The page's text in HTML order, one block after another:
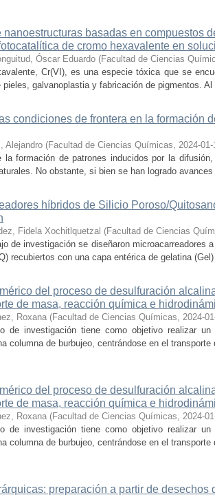
nanoestructuras basadas en compuestos
de cromo hexavalente en
Óscar Eduardo (Facultad de Ciencias
Cr(VI), es una especie tóxica que se
pieles, galvanoplastia y fabricación de pigmentos.
condiciones de frontera en la formación
Alejandro (Facultad de Ciencias Químicas, 2024-01-
la formación de patrones inducidos por la
No obstante, si bien se han logrado
híbridos de Silicio Poroso/
Fidela Xochitlquetzal (Facultad de Ciencias
de investigación se diseñaron microacarreadores
recubiertos con una capa entérica de gelatina
del proceso de desulfuración
de masa, reacción química e
Roxana (Facultad de Ciencias Químicas, 2024-
de investigación tiene como objetivo realizar
columna de burbujeo, centrándose en el
del proceso de desulfuración
de masa, reacción química e
Roxana (Facultad de Ciencias Químicas, 2024-
de investigación tiene como objetivo realizar
columna de burbujeo, centrándose en el
preparación a partir de